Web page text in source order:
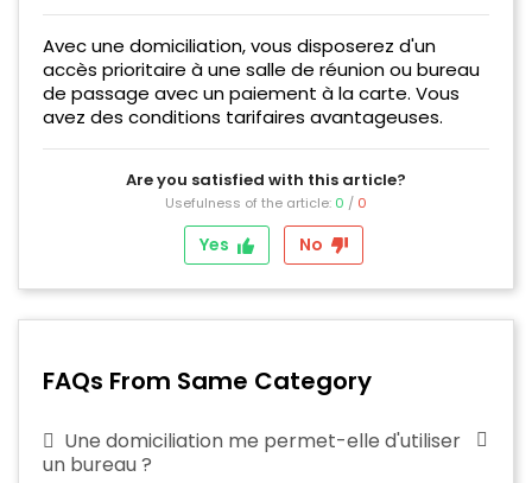
Avec une domiciliation, vous disposerez d'un
accès prioritaire à une salle de réunion ou bureau
de passage avec un paiement à la carte. Vous
avez des conditions tarifaires avantageuses.
Are you satisfied with this article?
Usefulness of the article: 0 / 0
Yes No
FAQs From Same Category
Une domiciliation me permet-elle d'utiliser
un bureau ?